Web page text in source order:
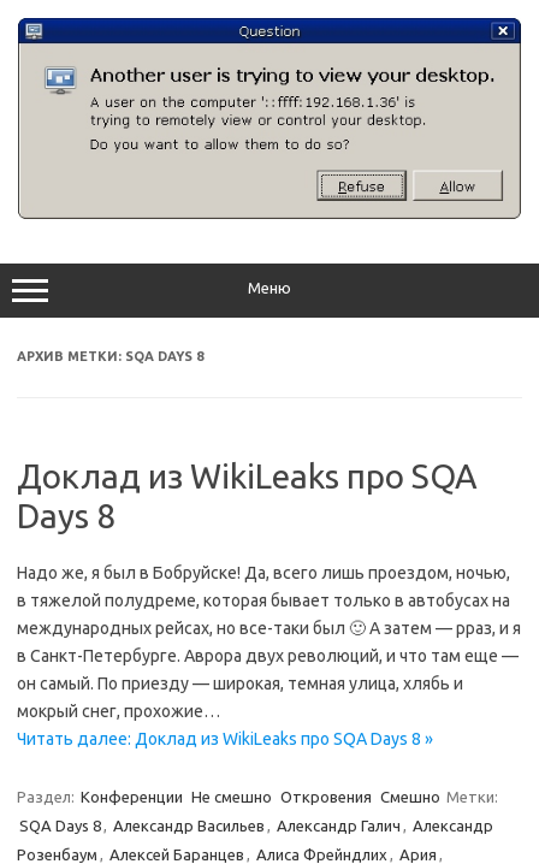
содержимому
Меню
АРХИВ МЕТКИ: SQA DAYS 8
Доклад из WikiLeaks про SQA
Days 8
Надо же, я был в Бобруйске! Да, всего лишь проездом, ночью,
в тяжелой полудреме, которая бывает только в автобусах на
международных рейсах, но все-таки был 🙂 А затем — рраз, и я
в Санкт-Петербурге. Аврора двух революций, и что там еще —
он самый. По приезду — широкая, темная улица, хлябь и
мокрый снег, прохожие…
Читать далее: Доклад из WikiLeaks про SQA Days 8 »
Раздел: Конференции Не смешно Откровения Смешно Метки:
SQA Days 8, Александр Васильев , Александр Галич , Александр
Розенбаум , Алексей Баранцев , Алиса Фрейндлих , Ария ,